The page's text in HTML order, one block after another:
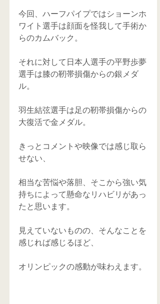
今回、ハーフパイプではショーンホ
ワイト選手は顔面を怪我して手術か
らのカムバック。
それに対して日本人選手の平野歩夢
選手は膝の靭帯損傷からの銀メダ
ル。
羽生結弦選手は足の靭帯損傷からの
大復活で金メダル。
きっとコメントや映像では感じ取ら
せない、
相当な苦悩や落胆、そこから強い気
持ちによって懸命なリハビリがあっ
たと思います。
見えていないものの、そんなことを
感じれば感じるほど、
オリンピックの感動が味わえます。